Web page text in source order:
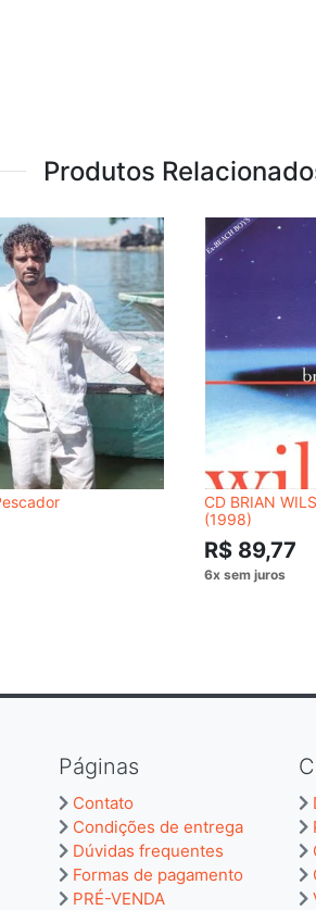
Produtos
CD BRIAN
(1998)
R$ 89,77
Páginas
Contato
Condições de entrega
Dúvidas frequentes
Formas de pagamento
PRÉ-VENDA